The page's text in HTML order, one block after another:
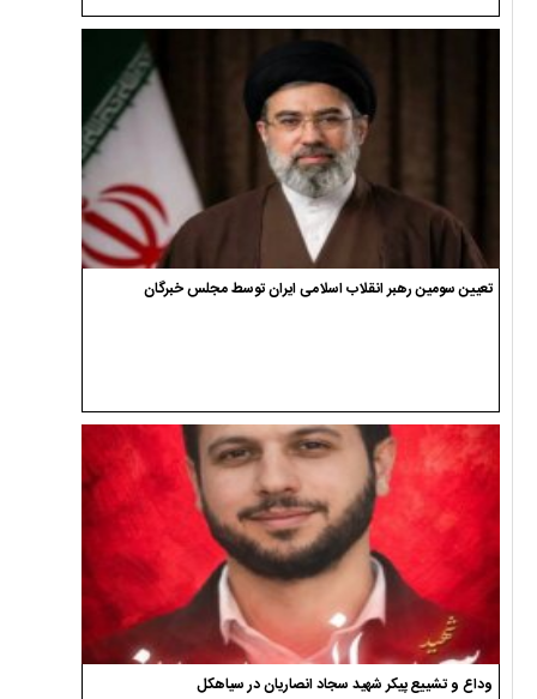
تعیین سومین رهبر انقلاب اسلامی ایران توسط مجلس خبرگان
وداع و تشییع پیکر شهید سجاد انصاریان در سیاهکل